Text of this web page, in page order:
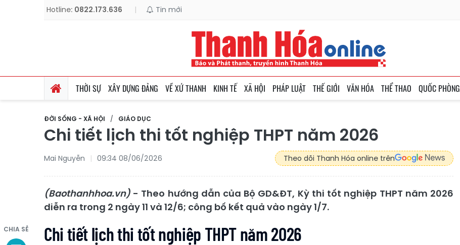
Hotline: 0822.173.636 | Tin mới
THỜI SỰ XÂY DỰNG ĐẢNG VỀ XỨ THANH KINH TẾ XÃ HỘI PHÁP LUẬT THẾ GIỚI VĂN HÓA THỂ THAO QUỐC PHÒNG
ĐỜI SỐNG - XÃ HỘI GIÁO DỤC
Chi tiết lịch thi tốt nghiệp THPT năm 2026
Mai Nguyễn 09:34 08/06/2026 Theo dõi Thanh Hóa online trên
(Baothanhhoa.vn) - Theo hướng dẫn của Bộ GD&ĐT, Kỳ thi tốt nghiệp THPT năm 2026
diễn ra trong 2 ngày 11 và 12/6; công bố kết quả vào ngày 1/7.
CHIA SẺ Chi tiết lịch thi tốt nghiệp THPT năm 2026